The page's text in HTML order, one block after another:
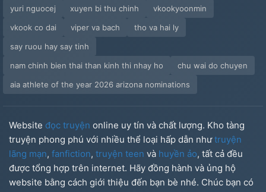
yuri nguocej
xuyen bi thu chinh
vkookyoonmin
vkook co dai
viper va bach
tho va hai ly
say ruou hay say tinh
nam chinh bien thai than kinh thi nhay ho
chu wai do chuyen
aia athlete of the year 2026 arizona nominations
Website đọc truyện online uy tín và chất lượng. Kho tàng
truyện phong phú với nhiều thể loại hấp dẫn nhưtruyện
lãng mạn, fanfiction, truyện teen và huyền ảo, tất cả đều
được tổng hợp trên internet. Hãy đồng hành và ủng hộ
website bằng cách giới thiệu đến bạn bè nhé. Chúc bạn có